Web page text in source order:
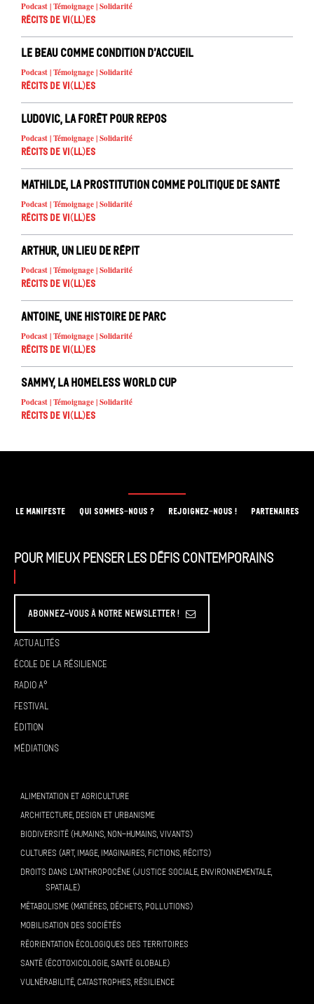
Podcast | Témoignage | Solidarité
Récits de Vi(ll)es
Le beau comme condition d’accueil
Podcast | Témoignage | Solidarité
Récits de Vi(ll)es
Ludovic, la forêt pour repos
Podcast | Témoignage | Solidarité
Récits de Vi(ll)es
Mathilde, La prostitution comme politique de santé
Podcast | Témoignage | Solidarité
Récits de Vi(ll)es
Arthur, Un lieu de répit
Podcast | Témoignage | Solidarité
Récits de Vi(ll)es
Antoine, une histoire de parc
Podcast | Témoignage | Solidarité
Récits de Vi(ll)es
Sammy, La Homeless World Cup
Podcast | Témoignage | Solidarité
Récits de Vi(ll)es
LE MANIFESTE QUI SOMMES-NOUS ? REJOIGNEZ-NOUS ! PARTENAIRES
Pour mieux penser les défis contemporains
Abonnez-vous à Notre Newsletter !
Actualités
École de la résilience
Radio A°
Festival
Édition
Médiations
ALIMENTATION ET AGRICULTURE
ARCHITECTURE, DESIGN ET URBANISME
BIODIVERSITÉ (HUMAINS, NON-HUMAINS, VIVANTS)
CULTURES (ART, IMAGE, IMAGINAIRES, FICTIONS, RÉCITS)
DROITS DANS L’ANTHROPOCÈNE (JUSTICE SOCIALE, ENVIRONNEMENTALE,
SPATIALE)
MÉTABOLISME (MATIÈRES, DÉCHETS, POLLUTIONS)
MOBILISATION DES SOCIÉTÉS
RÉORIENTATION ÉCOLOGIQUES DES TERRITOIRES
SANTÉ (ÉCOTOXICOLOGIE, SANTÉ GLOBALE)
VULNÉRABILITÉ, CATASTROPHES, RÉSILIENCE